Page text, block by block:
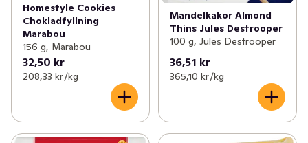
Homestyle Cookies
Chokladfyllning
Marabou
156 g, Marabou
32,50 kr
208,33 kr /kg
Mandelkakor Almond
Thins Jules Destrooper
100 g, Jules Destrooper
36,51 kr
365,10 kr /kg